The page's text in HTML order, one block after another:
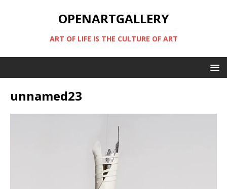
OPENARTGALLERY
ART OF LIFE IS THE CULTURE OF ART
unnamed23